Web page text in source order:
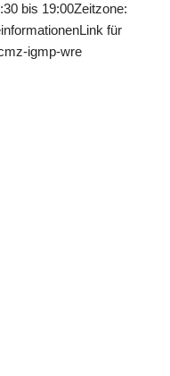
bis 19:00Zeitzone:
für
igmp-wre